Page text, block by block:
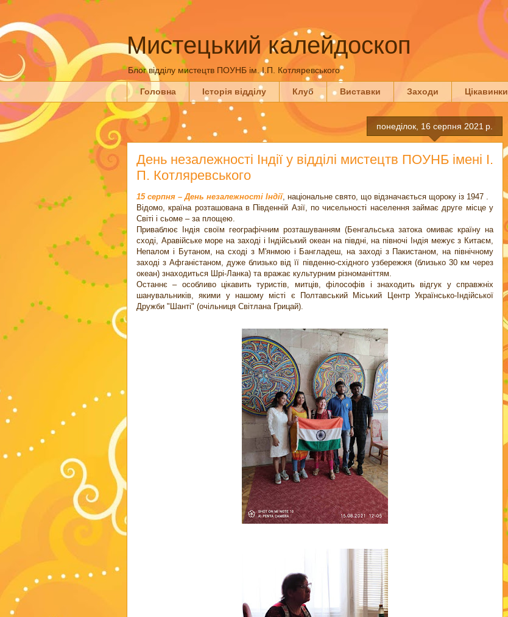
Мистецький калейдоскоп
Блог відділу мистецтв ПОУНБ ім. І.П. Котляревського
Головна Історія відділу Клуб Виставки Заходи Цікавинки
понеділок, 16 серпня 2021 р.
День незалежності Індії у відділі мистецтв ПОУНБ імені І.
П. Котляревського
15 серпня – День незалежності Індії, національне свято, що відзначається щороку із 1947 .
Відомо, країна розташована в Південній Азії, по чисельності населення займає друге місце у
Світі і сьоме – за площею.
Приваблює Індія своїм географічним розташуванням (Бенгальська затока омиває країну на
сході, Аравійське море на заході і Індійський океан на півдні, на півночі Індія межує з Китаєм,
Непалом і Бутаном, на сході з М'янмою і Бангладеш, на заході з Пакистаном, на північному
заході з Афганістаном, дуже близько від її південно-східного узбережжя (близько 30 км через
океан) знаходиться Шрі-Ланка) та вражає культурним різноманіттям.
Останнє – особливо цікавить туристів, митців, філософів і знаходить відгук у справжніх
шанувальників, якими у нашому місті є Полтавський Міський Центр Українсько-Індійської
Дружби "Шанті" (очільниця Світлана Грицай).